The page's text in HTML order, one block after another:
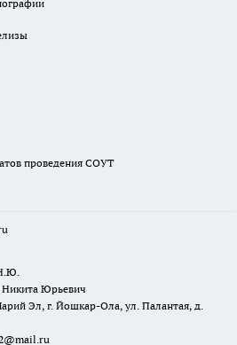
проведения СОУТ
Никита Юрьевич
Эл, г. Йошкар-Ола, ул. Палантая, д.